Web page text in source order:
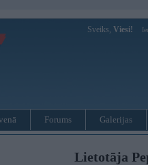
Sveiks, Viesi!
Forums Galerijas
Lietotāja